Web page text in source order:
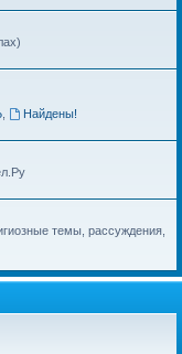
,
Найдены!
темы, рассуждения,